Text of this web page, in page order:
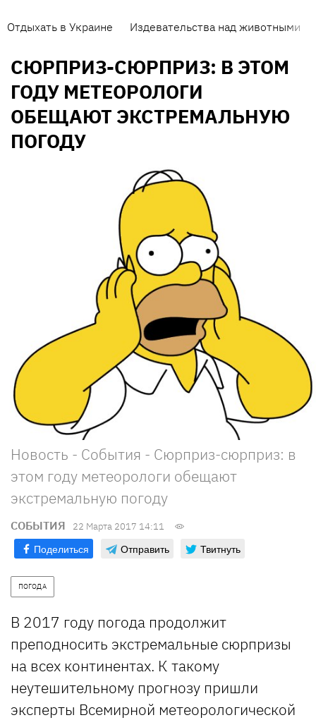
Отдыхать в Украине Издевательства над животными
СЮРПРИЗ-СЮРПРИЗ: В ЭТОМ
ГОДУ МЕТЕОРОЛОГИ
ОБЕЩАЮТ ЭКСТРЕМАЛЬНУЮ
ПОГОДУ
Новость - События - Сюрприз-сюрприз: в
этом году метеорологи обещают
экстремальную погоду
СОБЫТИЯ 22 Марта 2017 14:11
Поделиться Отправить Твитнуть
ПОГОДА
В 2017 году погода продолжит
преподносить экстремальные сюрпризы
на всех континентах. К такому
неутешительному прогнозу пришли
эксперты Всемирной метеорологической